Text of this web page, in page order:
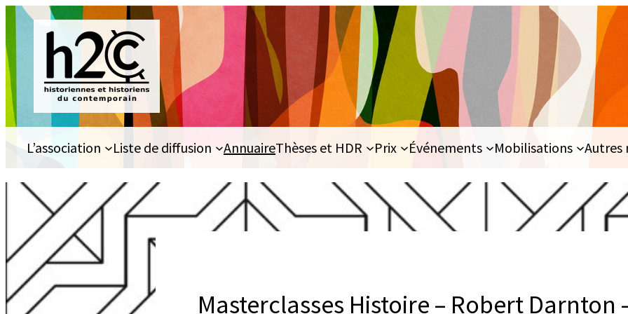
Aller
au
contenu
L’association Liste de diffusion AnnuaireThèses et HDR Prix Événements Mobilisations Autres
Masterclasses Histoire – Robert Darnton